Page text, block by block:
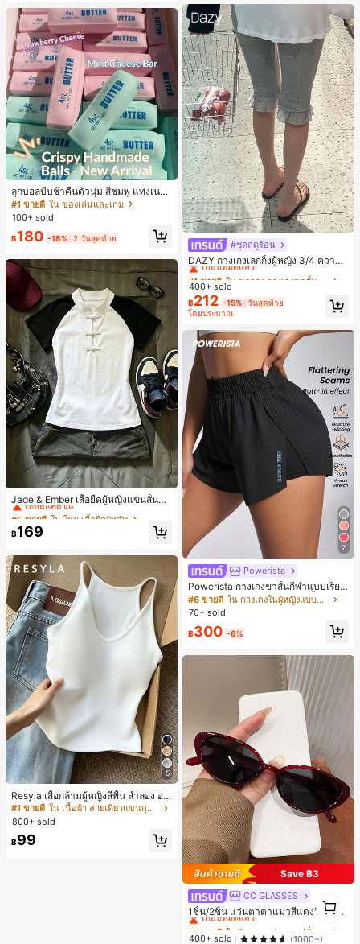
ลูกบอลบีบช้าคืนตัวนุ่ม สีชมพู แท่งเนย
บีบคลายเครียด นุ่มยืดหยุ่น ของเล่นบีบ
4 ออนซ์ ของเล่นเกลือ เหมาะสำหรับขอ
ของขวัญวันเกิด ของขวัญอีสเตอร์ ของ
วัญปาร์ตี้ สกวิชชี่ ของเล่นสกวิชชี่ ของเ
ล่นคลายเครียดสกวิชชี่ สกวิชชี่เกี๊ยว ขอ
งเล่นสำหรับผู้ใหญ่ ผู้หญิง สกวิชชี่กรอบ
สกวิชชี่เนยกรอบ บีบ ลูกบอลสลัชชี่
#1 ขายดี ใน ของเล่นและเกม
100+ sold
฿180 -18% 2 วันสุดท้าย
Jade & Ember เสื้อยืดผู้หญิงแขนสั้นสีตั
ดกันแบบแร็กแลน ดีไซน์กระดุมกบ สำห
รับฤดูร้อน
#5 ขายดี ใน ใหม่ เสื้อยืดผู้หญิง
เหลือแค่8ชิ้น
#5 ขายดี ใน ใหม่ เสื้อยืดผู้หญิง
เหลือแค่8ชิ้น
#5 ขายดี ใน ใหม่ เสื้อยืดผู้หญิง
เหลือแค่8ชิ้น
#5 ขายดี
เหลือแค่8ชิ้น
฿169
5
Resyla เสื้อกล้ามผู้หญิงสีพื้น ลำลอง อเ
นกประสงค์ เหมาะสำหรับใส่ซ้อนหรือใส่
เดี่ยว
#1 ขายดี
ใน เนื้อผ้า สายเดี่ยวแขนกุดสีสดใส
800+ sold
฿99
#ชุดฤดูร้อน
DAZY กางเกงเลกกิ้งผู้หญิง 3/4 ความย
าวขา ทรงเข้ารูป แต่งลูกไม้แบบปะติด
ลำลอง สำหรับวันหยุดฤดูร้อน
#1 ขายดี
เกือบหมดแล้ว!
#1 ขายดี
เกือบหมดแล้ว!
#1 ขายดี
เกือบหมดแล้ว!
#1 ขายดี
เกือบหมดแล้ว!
400+ sold
฿212 -15% วันสุดท้าย
โดยประมาณ
7
Powerista
Powerista กางเกงขาสั้นกีฬาแบบเรียบ
ง่าย สไตล์วันทุกวัน กางเกงขาสั้นสบาย
พร้อมเสวตเตอร์
#6 ขายดี
ใน กางเกงในผู้หญิงแบบแอคทีฟ
70+ sold
฿300 -6%
Save ฿3
CC GLASSES
1ชิ้น/2ชิ้น แว่นตาตาแมวสีแดงวินเทจ
สำหรับสาวฮอต - ดีไซน์กรอบมินิมอล เ
หมาะสำหรับชายหาดในฤดูร้อน
#1 ขายดี
เกือบหมดแล้ว!
#1 ขายดี
เกือบหมดแล้ว!
#1 ขายดี
เกือบหมดแล้ว!
400+ sold (1000+)
1